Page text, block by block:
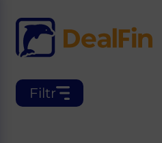
Filtr